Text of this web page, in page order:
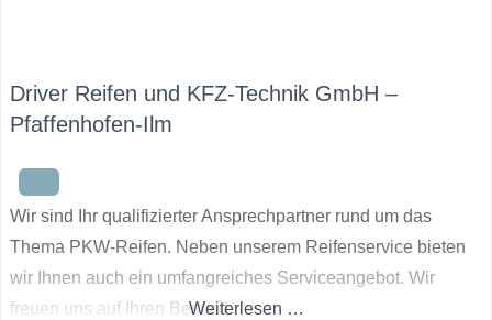
Driver Reifen und KFZ-Technik GmbH –
Pfaffenhofen-Ilm
Wir sind Ihr qualifizierter Ansprechpartner rund um das
Thema PKW-Reifen. Neben unserem Reifenservice bieten
wir Ihnen auch ein umfangreiches Serviceangebot. Wir
freuen uns auf Ihren Besuch.Weiterlesen …